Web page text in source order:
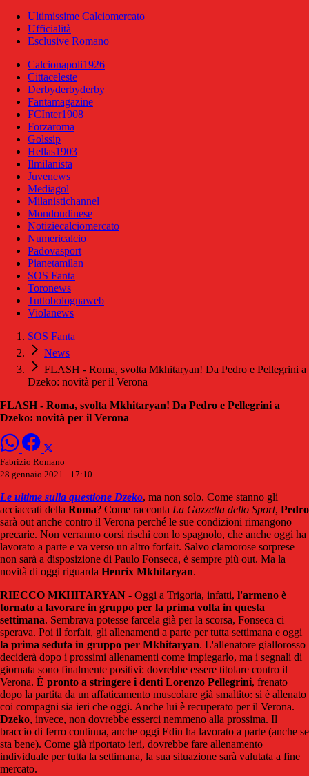
Ultimissime Calciomercato
Ufficialità
Esclusive Romano
Calcionapoli1926
Cittaceleste
Derbyderbyderby
Fantamagazine
FCInter1908
Forzaroma
Golssip
Hellas1903
Ilmilanista
Juvenews
Mediagol
Milanistichannel
Mondoudinese
Notiziecalciomercato
Numericalcio
Padovasport
Pianetamilan
SOS Fanta
Toronews
Tuttobolognaweb
Violanews
SOS Fanta
News
FLASH - Roma, svolta Mkhitaryan! Da Pedro e Pellegrini a
Dzeko: novità per il Verona
FLASH - Roma, svolta Mkhitaryan! Da Pedro e Pellegrini a
Dzeko: novità per il Verona
Fabrizio Romano
28 gennaio 2021 - 17:10
Le ultime sulla questione Dzeko, ma non solo. Come stanno gli
acciaccati della Roma? Come racconta La Gazzetta dello Sport, Pedro
sarà out anche contro il Verona perché le sue condizioni rimangono
precarie. Non verranno corsi rischi con lo spagnolo, che anche oggi ha
lavorato a parte e va verso un altro forfait. Salvo clamorose sorprese
non sarà a disposizione di Paulo Fonseca, è sempre più out. Ma la
novità di oggi riguarda Henrix Mkhitaryan.
RIECCO MKHITARYAN - Oggi a Trigoria, infatti, l'armeno è
tornato a lavorare in gruppo per la prima volta in questa
settimana. Sembrava potesse farcela già per la scorsa, Fonseca ci
sperava. Poi il forfait, gli allenamenti a parte per tutta settimana e oggi
la prima seduta in gruppo per Mkhitaryan. L'allenatore giallorosso
deciderà dopo i prossimi allenamenti come impiegarlo, ma i segnali di
giornata sono finalmente positivi: dovrebbe essere titolare contro il
Verona. È pronto a stringere i denti Lorenzo Pellegrini, frenato
dopo la partita da un affaticamento muscolare già smaltito: si è allenato
coi compagni sia ieri che oggi. Anche lui è recuperato per il Verona.
Dzeko, invece, non dovrebbe esserci nemmeno alla prossima. Il
braccio di ferro continua, anche oggi Edin ha lavorato a parte (anche se
sta bene). Come già riportato ieri, dovrebbe fare allenamento
individuale per tutta la settimana, la sua situazione sarà valutata a fine
mercato.